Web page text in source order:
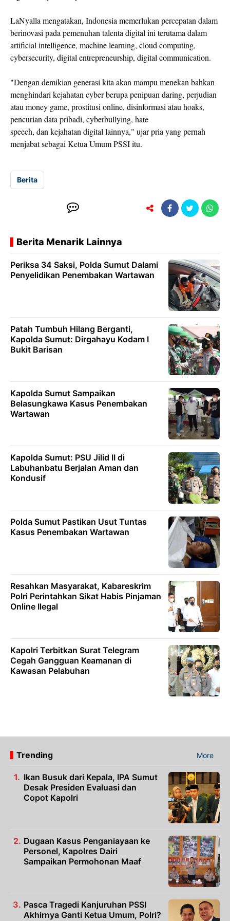
LaNyalla mengatakan, Indonesia memerlukan percepatan dalam
berinovasi pada pemenuhan talenta digital ini terutama dalam
artificial intelligence, machine learning, cloud computing,
cybersecurity, digital entrepreneurship, digital communication.
"Dengan demikian generasi kita akan mampu menekan bahkan
menghindari kejahatan cyber berupa penipuan daring, perjudian
atau money game, prostitusi online, disinformasi atau hoaks,
pencurian data pribadi, cyberbullying, hate
speech, dan kejahatan digital lainnya," ujar pria yang pernah
menjabat sebagai Ketua Umum PSSI itu.
Berita
Berita Menarik Lainnya
Periksa 34 Saksi, Polda Sumut Dalami
Penyelidikan Penembakan Wartawan
Patah Tumbuh Hilang Berganti,
Kapolda Sumut: Dirgahayu Kodam I
Bukit Barisan
Kapolda Sumut Sampaikan
Belasungkawa Kasus Penembakan
Wartawan
Kapolda Sumut: PSU Jilid II di
Labuhanbatu Berjalan Aman dan
Kondusif
Polda Sumut Pastikan Usut Tuntas
Kasus Penembakan Wartawan
Resahkan Masyarakat, Kabareskrim
Polri Perintahkan Sikat Habis Pinjaman
Online Ilegal
Kapolri Terbitkan Surat Telegram
Cegah Gangguan Keamanan di
Kawasan Pelabuhan
Trending More
Ikan Busuk dari Kepala, IPA Sumut
Desak Presiden Evaluasi dan
Copot Kapolri
Dugaan Kasus Penganiayaan ke
Personel, Kapolres Dairi
Sampaikan Permohonan Maaf
Pasca Tragedi Kanjuruhan PSSI
Akhirnya Ganti Ketua Umum, Polri?